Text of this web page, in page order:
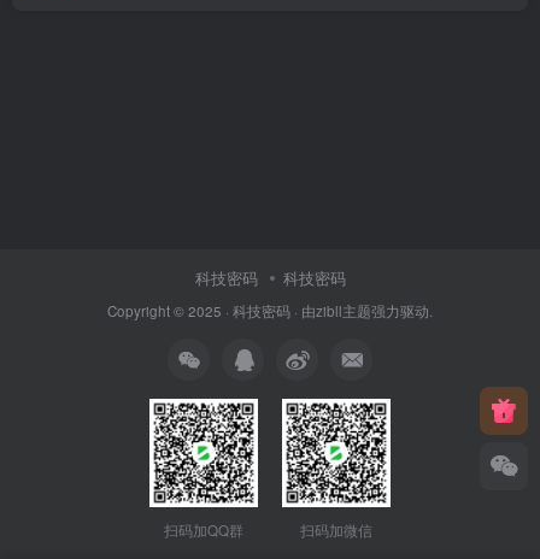
科技密码 科技密码
Copyright © 2025 · 科技密码 · 由zibll主题强力驱动.
扫码加QQ群 扫码加微信